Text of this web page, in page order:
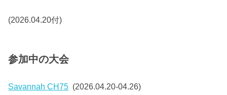
(2026.04.20付)
参加中の大会
Savannah CH75 (2026.04.20-04.26)